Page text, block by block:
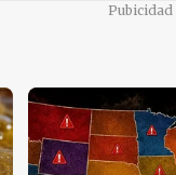
Pubicidad